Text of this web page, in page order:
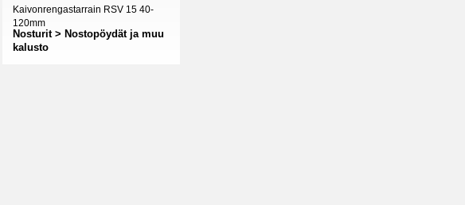
Kaivonrengastarrain RSV 15 40-
120mm
Nosturit > Nostopöydät ja muu
kalusto